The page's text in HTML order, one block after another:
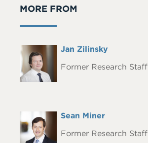
MORE FROM
Headshot
Full
Jan Zilinsky
Former Research Staff
Headshot
Full
Sean Miner
Former Research Staff